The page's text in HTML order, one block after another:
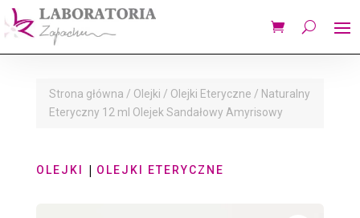
Strona główna / Olejki / Olejki Eteryczne / Naturalny
Eteryczny 12 ml Olejek Sandałowy Amyrisowy
OLEJKI | OLEJKI ETERYCZNE